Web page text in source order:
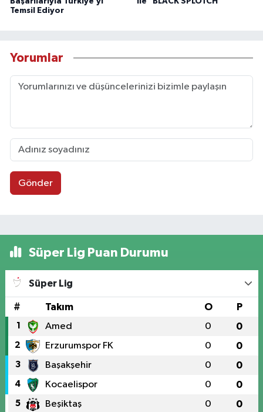
Temsil Ediyor
Yorumlar
Gönder
Süper Lig Puan Durumu
Süper Lig
# Takım O P
1 Amed 0 0
2 Erzurumspor FK 0 0
3 Başakşehir 0 0
4 Kocaelispor 0 0
5 Beşiktaş 0 0